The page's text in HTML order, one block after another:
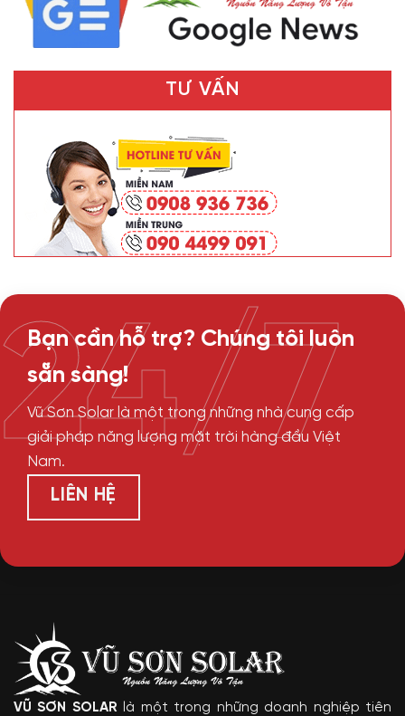
TƯ VẤN
Bạn cần hỗ trợ? Chúng tôi luôn
sẵn sàng!
Vũ Sơn Solar là một trong những nhà cung cấp
giải pháp năng lượng mặt trời hàng đầu Việt
Nam.
LIÊN HỆ
24/7
VŨ SƠN SOLAR là một trong những doanh nghiệp tiên